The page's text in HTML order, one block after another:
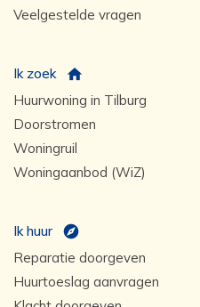
Veelgestelde vragen
Ik zoek
Huurwoning in Tilburg
Doorstromen
Woningruil
Woningaanbod (WiZ)
Ik huur
Reparatie doorgeven
Huurtoeslag aanvragen